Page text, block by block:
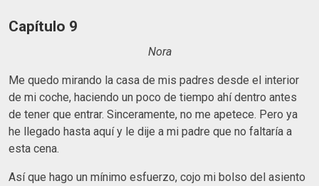
Capítulo 9
Nora
Me quedo mirando la casa de mis padres desde el interior
de mi coche, haciendo un poco de tiempo ahí dentro antes
de tener que entrar. Sinceramente, no me apetece. Pero ya
he llegado hasta aquí y le dije a mi padre que no faltaría a
esta cena.
Así que hago un mínimo esfuerzo, cojo mi bolso del asiento